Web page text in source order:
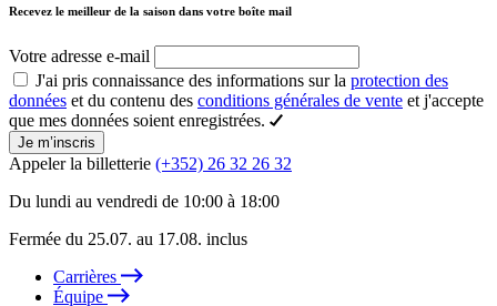
Recevez le meilleur de la saison dans votre boîte mail
Votre adresse e-mail
J'ai pris connaissance des informations sur la protection des
données et du contenu des conditions générales de vente et j'accepte
que mes données soient enregistrées.
Je m’inscris
Appeler la billetterie (+352) 26 32 26 32
Du lundi au vendredi de 10:00 à 18:00
Fermée du 25.07. au 17.08. inclus
Carrières
Équipe